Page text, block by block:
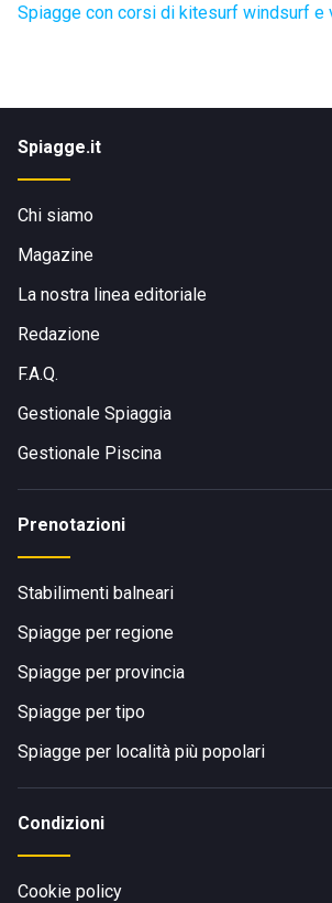
Spiagge con corsi di kitesurf windsurf e
Spiagge.it
Chi siamo
Magazine
La nostra linea editoriale
Redazione
F.A.Q.
Gestionale Spiaggia
Gestionale Piscina
Prenotazioni
Stabilimenti balneari
Spiagge per regione
Spiagge per provincia
Spiagge per tipo
Spiagge per località più popolari
Condizioni
Cookie policy